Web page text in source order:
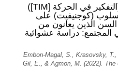
تأثير التدخلات الاعتمادية (التفكير في الحركة [TIM])
(كوجنيفيت) على
السن الذين يعانون من
دراسة عشوائية
Embon-Magal, S., Krasovsky,
Gil, E., & Agmon, M. (2022).